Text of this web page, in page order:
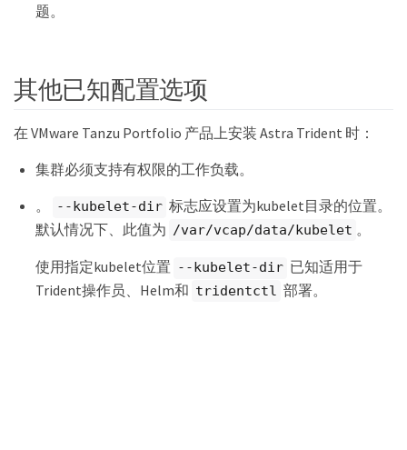
题。
其他已知配置选项
在 VMware Tanzu Portfolio 产品上安装 Astra Trident 时：
集群必须支持有权限的工作负载。
。
--kubelet-dir 标志应设置为kubelet目录的位置。
默认情况下、此值为 /var/vcap/data/kubelet 。
使用指定kubelet位置 --kubelet-dir 已知适用于
Trident操作员、Helm和 tridentctl 部署。